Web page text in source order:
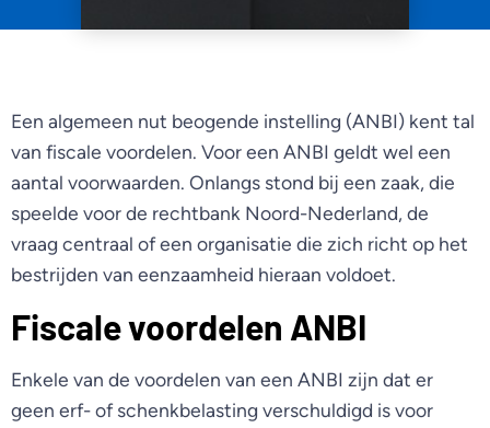
Een algemeen nut beogende instelling (ANBI) kent tal
van fiscale voordelen. Voor een ANBI geldt wel een
aantal voorwaarden. Onlangs stond bij een zaak, die
speelde voor de rechtbank Noord-Nederland, de
vraag centraal of een organisatie die zich richt op het
bestrijden van eenzaamheid hieraan voldoet.
Fiscale voordelen ANBI
Enkele van de voordelen van een ANBI zijn dat er
geen erf- of schenkbelasting verschuldigd is voor